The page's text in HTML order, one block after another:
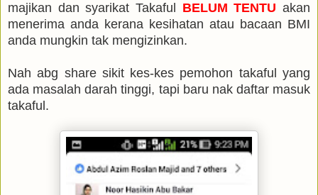
majikan dan syarikat Takaful BELUM TENTU akan
menerima anda kerana kesihatan atau bacaan BMI
anda mungkin tak mengizinkan.
Nah abg share sikit kes-kes pemohon takaful yang
ada masalah darah tinggi, tapi baru nak daftar masuk
takaful.